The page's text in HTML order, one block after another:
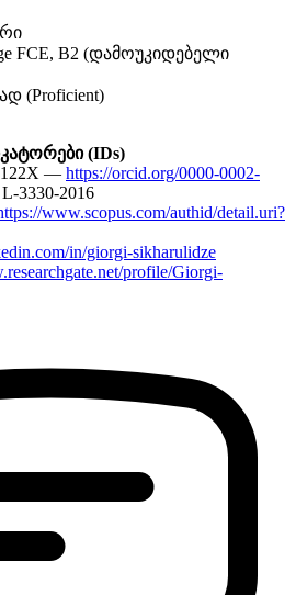
FCE, B2 (დამოუკიდებელი
(Proficient)
(IDs)
122X — https://orcid.org/0000-0002-
3330-2016
www.scopus.com/authid/detail.uri?
in/giorgi-sikharulidze
profile/Giorgi-